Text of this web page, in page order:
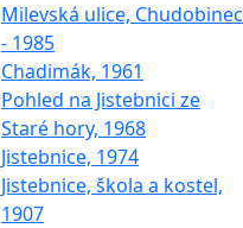
Milevská ulice, Chudobinec
- 1985
Chadimák, 1961
Pohled na Jistebnici ze
Staré hory, 1968
Jistebnice, 1974
Jistebnice, škola a kostel,
1907